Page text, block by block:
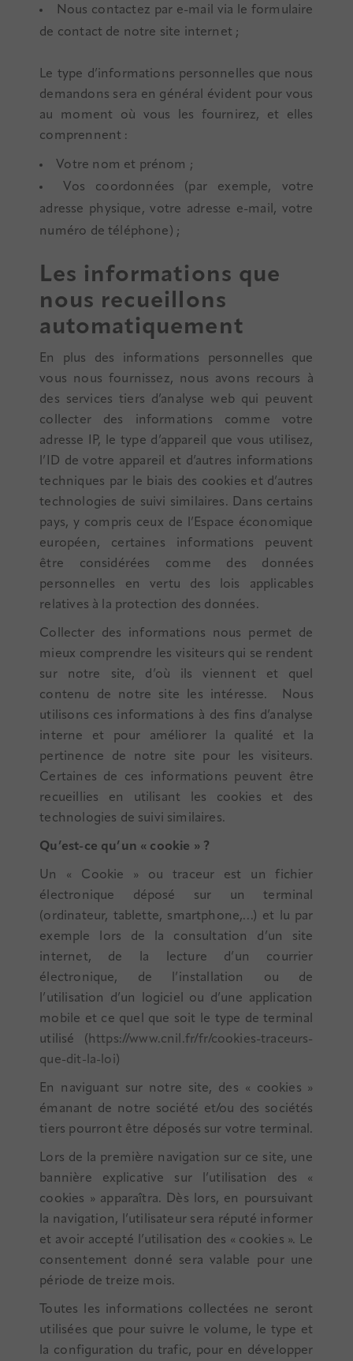
Nous contactez par e-mail via le formulaire
de contact de notre site internet ;
Le type d’informations personnelles que nous
demandons sera en général évident pour vous
au moment où vous les fournirez, et elles
comprennent :
Votre nom et prénom ;
Vos coordonnées (par exemple, votre
adresse physique, votre adresse e-mail, votre
numéro de téléphone) ;
Les informations que
nous recueillons
automatiquement
En plus des informations personnelles que
vous nous fournissez, nous avons recours à
des services tiers d’analyse web qui peuvent
collecter des informations comme votre
adresse IP, le type d’appareil que vous utilisez,
l’ID de votre appareil et d’autres informations
techniques par le biais des cookies et d’autres
technologies de suivi similaires. Dans certains
pays, y compris ceux de l’Espace économique
européen, certaines informations peuvent
être considérées comme des données
personnelles en vertu des lois applicables
relatives à la protection des données.
Collecter des informations nous permet de
mieux comprendre les visiteurs qui se rendent
sur notre site, d’où ils viennent et quel
contenu de notre site les intéresse. Nous
utilisons ces informations à des fins d’analyse
interne et pour améliorer la qualité et la
pertinence de notre site pour les visiteurs.
Certaines de ces informations peuvent être
recueillies en utilisant les cookies et des
technologies de suivi similaires.
Qu’est-ce qu’un « cookie » ?
Un « Cookie » ou traceur est un fichier
électronique déposé sur un terminal
(ordinateur, tablette, smartphone,…) et lu par
exemple lors de la consultation d’un site
internet, de la lecture d’un courrier
électronique, de l’installation ou de
l’utilisation d’un logiciel ou d’une application
mobile et ce quel que soit le type de terminal
utilisé ( https://www.cnil.fr/fr/cookies-traceurs-
que-dit-la-loi)
En naviguant sur notre site, des « cookies »
émanant de notre société et/ou des sociétés
tiers pourront être déposés sur votre terminal.
Lors de la première navigation sur ce site, une
bannière explicative sur l’utilisation des «
cookies » apparaîtra. Dès lors, en poursuivant
la navigation, l’utilisateur sera réputé informer
et avoir accepté l’utilisation des « cookies ». Le
consentement donné sera valable pour une
période de treize mois.
Toutes les informations collectées ne seront
utilisées que pour suivre le volume, le type et
la configuration du trafic, pour en développer